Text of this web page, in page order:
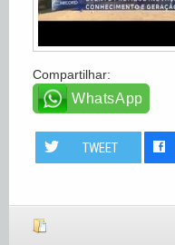
Compartilhar:
WhatsApp
TWEET